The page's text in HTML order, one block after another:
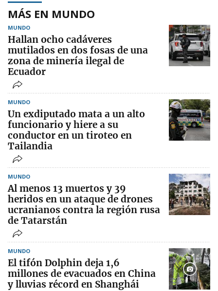
MÁS EN MUNDO
MUNDO
Hallan ocho cadáveres
mutilados en dos fosas de una
zona de minería ilegal de
Ecuador
MUNDO
Un exdiputado mata a un alto
funcionario y hiere a su
conductor en un tiroteo en
Tailandia
MUNDO
Al menos 13 muertos y 39
heridos en un ataque de drones
ucranianos contra la región rusa
de Tatarstán
MUNDO
El tifón Dolphin deja 1,6
millones de evacuados en China
y lluvias récord en Shanghái